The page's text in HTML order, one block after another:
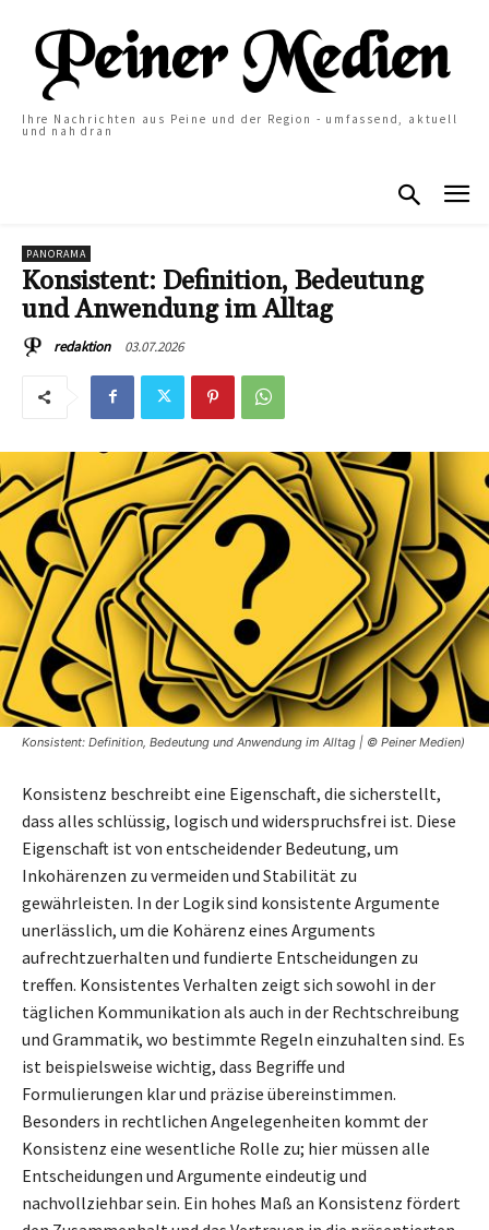
Ihre Nachrichten aus Peine und der Region - umfassend, aktuell
und nah dran
PANORAMA
Konsistent: Definition, Bedeutung
und Anwendung im Alltag
redaktion 03.07.2026
Konsistent: Definition, Bedeutung und Anwendung im Alltag | © Peiner Medien)
Konsistenz beschreibt eine Eigenschaft, die sicherstellt,
dass alles schlüssig, logisch und widerspruchsfrei ist. Diese
Eigenschaft ist von entscheidender Bedeutung, um
Inkohärenzen zu vermeiden und Stabilität zu
gewährleisten. In der Logik sind konsistente Argumente
unerlässlich, um die Kohärenz eines Arguments
aufrechtzuerhalten und fundierte Entscheidungen zu
treffen. Konsistentes Verhalten zeigt sich sowohl in der
täglichen Kommunikation als auch in der Rechtschreibung
und Grammatik, wo bestimmte Regeln einzuhalten sind. Es
ist beispielsweise wichtig, dass Begriffe und
Formulierungen klar und präzise übereinstimmen.
Besonders in rechtlichen Angelegenheiten kommt der
Konsistenz eine wesentliche Rolle zu; hier müssen alle
Entscheidungen und Argumente eindeutig und
nachvollziehbar sein. Ein hohes Maß an Konsistenz fördert